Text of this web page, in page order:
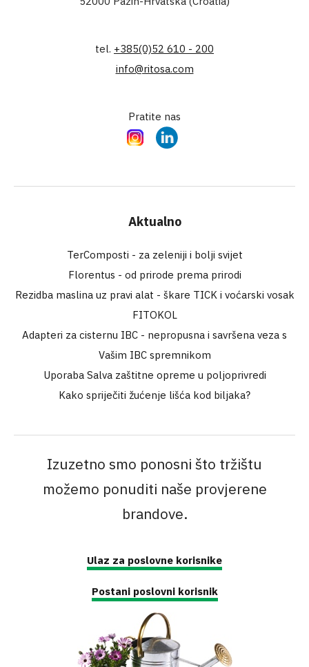
tel. +385(0)52 610 - 200
info@ritosa.com
Pratite nas
InstagramLinkedIn
Aktualno
TerComposti - za zeleniji i bolji svijet
Florentus - od prirode prema prirodi
Rezidba maslina uz pravi alat - škare TICK i voćarski vosak
FITOKOL
Adapteri za cisternu IBC - nepropusna i savršena veza s
Vašim IBC spremnikom
Uporaba Salva zaštitne opreme u poljoprivredi
Kako spriječiti žućenje lišća kod biljaka?
Izuzetno smo ponosni što tržištu
možemo ponuditi naše provjerene
brandove.
Ulaz za poslovne korisnike
Postani poslovni korisnik